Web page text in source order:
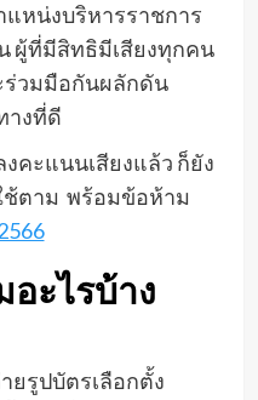
หน่งบริหารราชการ
ผู้ที่มีสิทธิมีเสียงทุกคน
วมมือกันผลักดัน
างที่ดี
คะแนนเสียงแล้ว ก็ยัง
ช้ตาม พร้อมข้อห้าม
ะไรบ้าง
ยรูปบัตรเลือกตั้ง